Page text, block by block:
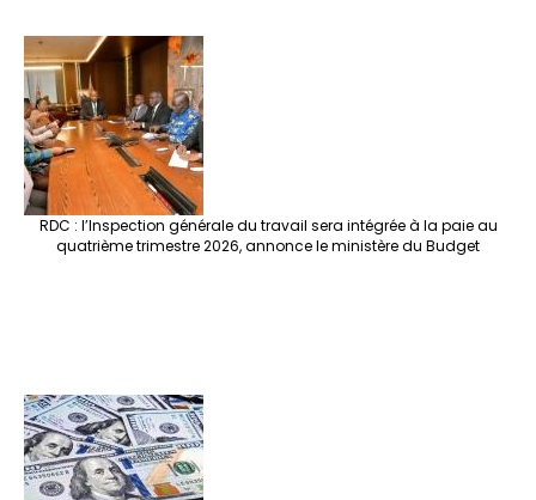
RDC : l’Inspection générale du travail sera intégrée à la paie au
quatrième trimestre 2026, annonce le ministère du Budget